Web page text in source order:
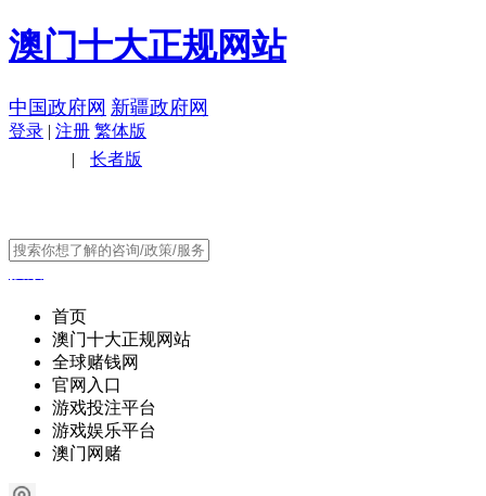
澳门十大正规网站
中国政府网 新疆政府网
登录 | 注册 繁体版
| 长者版
首页
澳门十大正规网站
全球赌钱网
官网入口
游戏投注平台
游戏娱乐平台
澳门网赌